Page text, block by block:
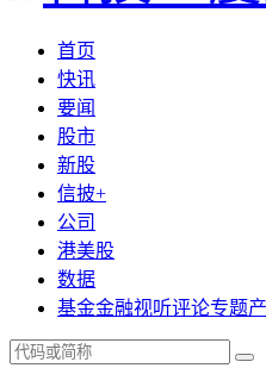
首页
快讯
要闻
股市
新股
信披+
公司
港美股
数据
基金金融视听评论专题